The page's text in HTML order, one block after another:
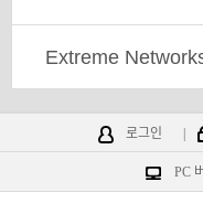
Extreme
로그인
PC